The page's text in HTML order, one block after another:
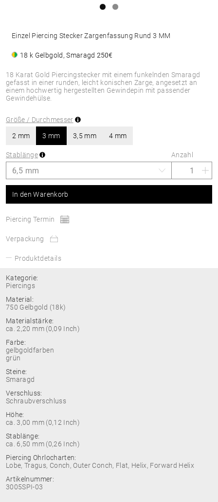
18 Karat Gold Piercingstecker mit einem funkelnden Smaragd
gefasst in einer runden, leicht konischen Zarge, angesetzt an
einem hochwertig hergestellten Gewindepin mit passender
Gewindehülse.
Einzel Piercing Stecker Zargenfassung Rund 3 MM
18 k Gelbgold, Smaragd250€
Größe / Durchmesser
2 mm 3 mm 3,5 mm 4 mm
Stablänge Anzahl
In den Warenkorb
Piercing Termin
Verpackung
Produktdetails
Kategorie:
Piercings
Material:
750 Gelbgold (18k)
Materialstärke:
ca. 2,20 mm (0,09 Inch)
Farbe:
gelbgoldfarben
grün
Steine:
Smaragd
Verschluss:
Schraubverschluss
Höhe:
ca. 3,00 mm (0,12 Inch)
Stablänge:
ca. 6,50 mm (0,26 Inch)
Piercing Ohrlocharten:
Lobe, Tragus, Conch, Outer Conch, Flat, Helix, Forward Helix
Artikelnummer:
3005SPI-03